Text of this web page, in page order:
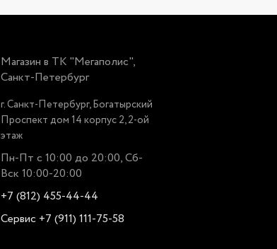
Магазин в ТК "Мегаполис",
Санкт-Петербург
г. Санкт-Петербург, Богатырский
Проспект дом 14 корпус 2, 2-ой
этаж
Пн-Пт с 10:00 до 20:00, Сб-
Вск 10:00-20:00
+7 (812) 455-44-44
Сервис +7 (911) 111-75-58